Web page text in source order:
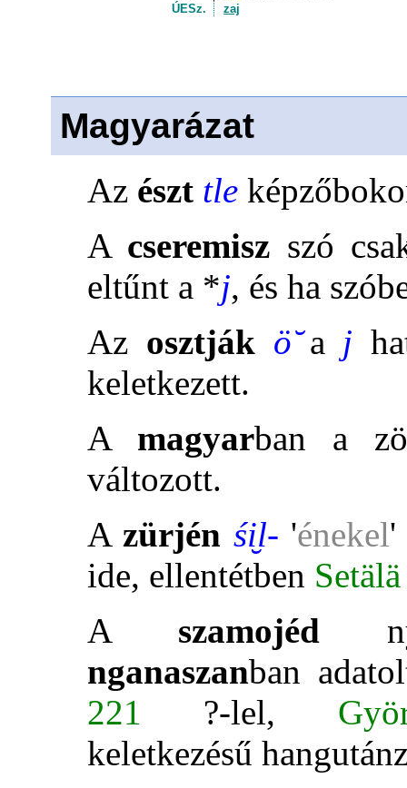
ÚESz.
zaj
Magyarázat
Az észt tle
A cseremisz szó
eltűnt a *j, és ha
Az osztják ö̆a j
keletkezett.
A magyarban a
változott.
A zürjén śi̮l- 'énekel'
ide, ellentétben Setälä
A szamojéd
nganaszanban
221 ?-lel,
keletkezésű